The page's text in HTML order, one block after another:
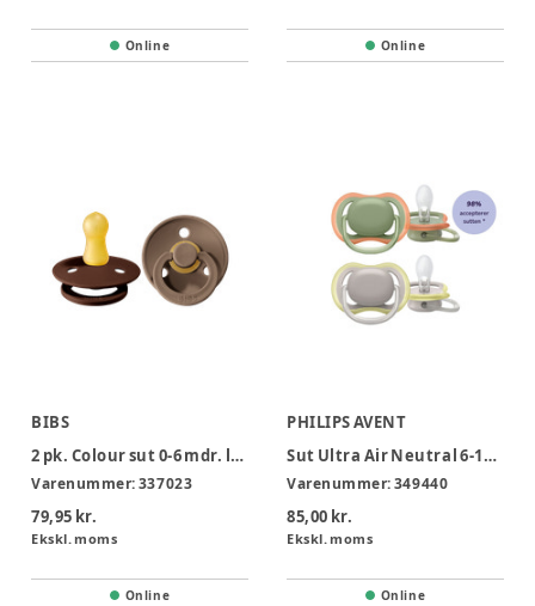
Online Online
BIBS
2 pk. Colour sut 0-6 mdr. latex
Varenummer:337023
79,95 kr.
Ekskl. moms
Online
PHILIPS AVENT
Sut Ultra Air Neutral 6-18 mdr 2 stk
Varenummer:349440
85,00 kr.
Ekskl. moms
Online